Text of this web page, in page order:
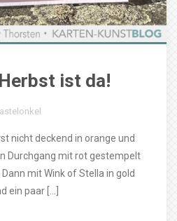
ist da!
nicht deckend in orange und
Durchgang mit rot gestempelt
mit Wink of Stella in gold
ein paar […]